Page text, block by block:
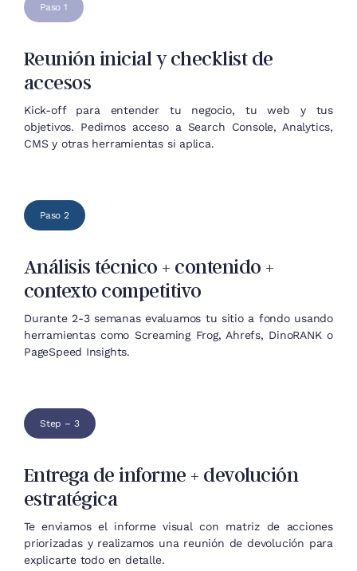
Paso 1
Reunión inicial y checklist de
accesos
Kick-off para entender tu negocio, tu web y tus
objetivos. Pedimos acceso a Search Console, Analytics,
CMS y otras herramientas si aplica.
Paso 2
Análisis técnico + contenido +
contexto competitivo
Durante 2-3 semanas evaluamos tu sitio a fondo usando
herramientas como Screaming Frog, Ahrefs, DinoRANK o
PageSpeed Insights.
Step – 3
Entrega de informe + devolución
estratégica
Te enviamos el informe visual con matriz de acciones
priorizadas y realizamos una reunión de devolución para
explicarte todo en detalle.